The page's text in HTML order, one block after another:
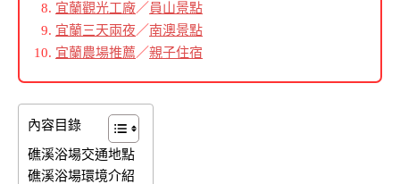
宜蘭觀光工廠／ 員山景點
宜蘭三天兩夜／南澳景點
宜蘭農場推薦／親子住宿
內容目錄
礁溪浴場交通地點
礁溪浴場環境介紹